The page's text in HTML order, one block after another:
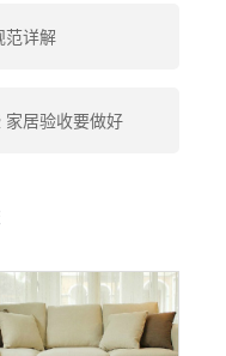
范详解
居验收要做好